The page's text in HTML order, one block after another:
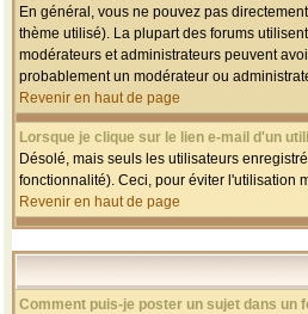
En général, vous ne pouvez pas
thème utilisé). La plupart des forums
modérateurs et administrateurs peuvent
probablement un modérateur ou
Revenir en haut de page
Lorsque je clique sur le lien e-mail d'un
Désolé, mais seuls les utilisateurs
fonctionnalité). Ceci, pour éviter l'utilisation
Revenir en haut de page
Comment puis-je poster un sujet dans un